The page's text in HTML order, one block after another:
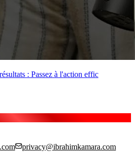
: Passez à l'action effic
privacy@ibrahimkamara.com